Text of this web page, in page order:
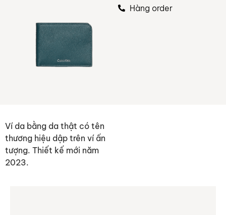
Hàng order
Ví da bằng da thật có tên
thương hiệu dập trên ví ấn
tượng. Thiết kế mới năm
2023.